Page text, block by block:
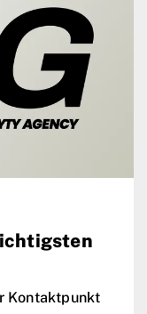
Kontaktpunkt